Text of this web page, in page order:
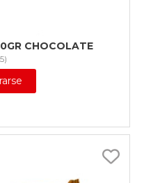
CHOCOLATE
)